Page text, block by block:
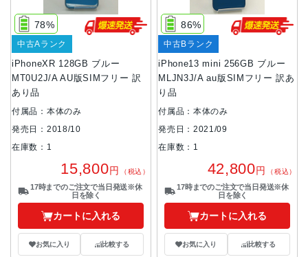
iPhoneXR 128GB ブルー
MT0U2J/A AU版SIMフリー 訳
あり品
78%
中古Aランク
付属品：本体のみ
発売日：2018/10
在庫数：1
15,800円 （税込）
17時までのご注文で当日発送※休
日を除く
カートに入れる
お気に入り 比較する
iPhone13 mini 256GB ブルー
MLJN3J/A au版SIMフリー 訳あ
り品
86%
中古Bランク
付属品：本体のみ
発売日：2021/09
在庫数：1
42,800円 （税込）
17時までのご注文で当日発送※休
日を除く
カートに入れる
お気に入り 比較する